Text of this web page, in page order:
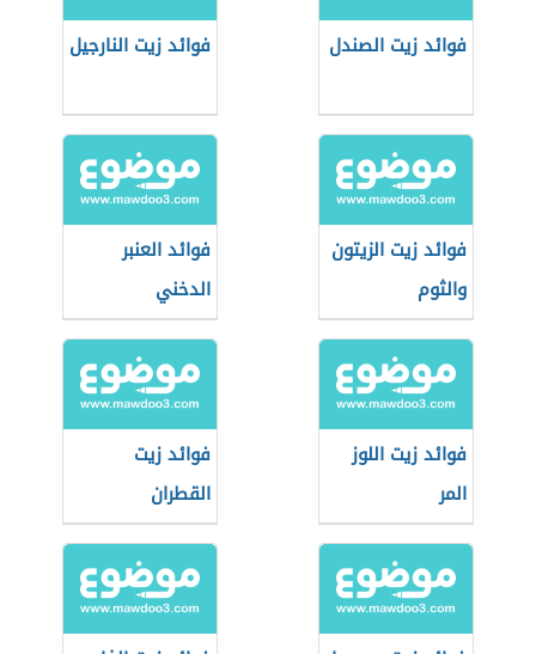
فوائد زيت الصندل فوائد زيت النارجيل
فوائد زيت الزيتون
والثوم
فوائد العنبر
الدخني
فوائد زيت اللوز
المر
فوائد زيت
القطران